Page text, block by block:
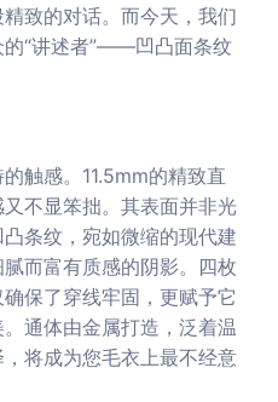
致的对话。而今天，我们
的“讲述者”——凹凸面条纹
触感。11.5mm的精致直
不显笨拙。其表面并非光
条纹，宛如微缩的现代建
而富有质感的阴影。四枚
保了穿线牢固，更赋予它
通体由金属打造，泛着温
将成为您毛衣上最不经意